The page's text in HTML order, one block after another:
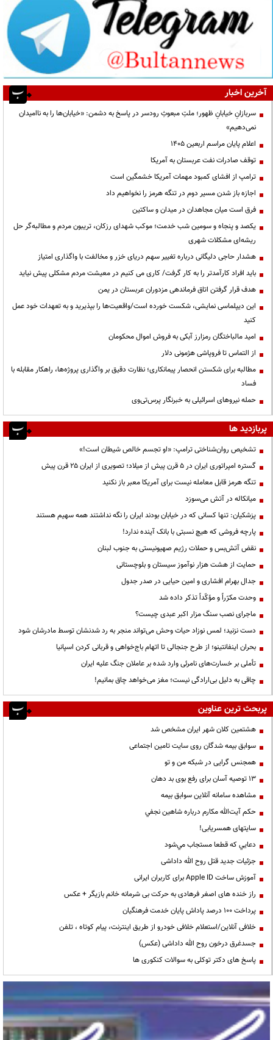
آخرین اخبار
سربازانِ خیابانِ ظهور؛ ملتِ مبعوثِ رودسر در پاسخ به دشمن: «خیابان‌ها را به ناامیدان
نمی‌دهیم»
اعلام پایان مراسم اربعین ۱۴۰۵
توقف صادرات نفت عربستان به آمریکا
ترامپ از افشای کمبود مهمات آمریکا خشمگین است
اجازه باز شدن مسیر دوم در تنگه هرمز را نخواهیم داد
فرق است میان مجاهدان در میدان و ساکتین
یکصد و پنجاه و سومین شب خدمت؛ موکب شهدای رزکان، تریبون مردم و مطالبه‌گر حل
ریشه‌ای مشکلات شهری
هشدار حاجی دلیگانی درباره تغییر سهم دریای خزر و مخالفت با واگذاری امتیاز
باید افراد کارآمدتر را به کار گرفت/ کاری می کنیم در معیشت مردم مشکلی پیش نیاید
هدف قرار گرفتن اتاق‌ فرماندهی مزدوران عربستان در یمن
این دیپلماسی نمایشی، شکست خورده است/واقعیت‌ها را بپذیرید و به تعهدات خود عمل
کنید
امید مالباختگان رمزارز آبکی به فروش اموال محکومان
از التماس تا فروپاشی هژمونی دلار
مطالبه برای شکستن انحصار پیمانکاری؛ نظارت دقیق بر واگذاری پروژه‌ها، راهکار مقابله با
فساد
حمله نیروهای اسرائیلی به خبرنگار پرس‌تی‌وی
پربازدید ها
تشخیص روان‌شناختی ترامپ: «او تجسم خالص شیطان است!»
گستره امپراتوری ایران در ۵ قرن پیش از میلاد؛ تصویری از ایران ۲۵ قرن پیش
تنگه هرمز قابل معامله نیست برای آمریکا معبر باز نکنید
میانکاله در آتش می‌سوزد
پزشکیان: تنها کسانی که در خیابان بودند ایران را نگه نداشتند همه سهیم هستند
پارچه فروشی که هیچ نسبتی با بانک آینده ندارد!
نقض آتش‌بس و حملات رژیم صهیونیستی به جنوب لبنان
حمایت از هشت هزار نوآموز سیستان و بلوچستانی
جدال بهرام افشاری و امین حیایی در صدر جدول
وحدت مکرّراً و مؤکّداً تذکر داده شد
ماجرای نصب سنگ مزار اکبر عبدی چیست؟
دست نزنید؛ لمس نوزاد حیات وحش می‌تواند منجر به رد شدنشان توسط مادرشان شود
بحران اینفانتینو؛ از طرح جنجالی تا اتهام باج‌خواهی و قربانی کردن اسپانیا
تأملی بر خسارت‌های نامرئی وارد شده بر عاملان جنگ علیه ایران
چاقی به دلیل بی‌ارادگی نیست؛ مغز می‌خواهد چاق بمانیم!
پربحث ترین عناوین
هشتمین کلان شهر ایران مشخص شد
سوابق بیمه شدگان روی سایت تامین اجتماعی
همجنس گرایی در شبکه من و تو
13 توصیه آسان برای رفع بوی بد دهان
مشاهده سامانه آنلاين سوابق بیمه
حكم آيت‌الله مكارم درباره شاهين نجفي
سایتهای همسریابی!
دعايي كه قطعا مستجاب مي‌شود
جزئیات جدید قتل روح الله داداشی
آموزش ساخت Apple ID برای کاربران ایرانی
راز خنده های اصغر فرهادی به حرکت بی شرمانه خانم بازیگر + عکس
پرداخت ۱۰۰ درصد پاداش پایان خدمت فرهنگیان
خلافی آنلاین/استعلام خلافی خودرو از طریق اینترنت، پیام کوتاه ، تلفن
جسدغرق درخون روح الله داداشی (عکس)
پاسخ های دکتر توکلی به سوالات کنکوری ها